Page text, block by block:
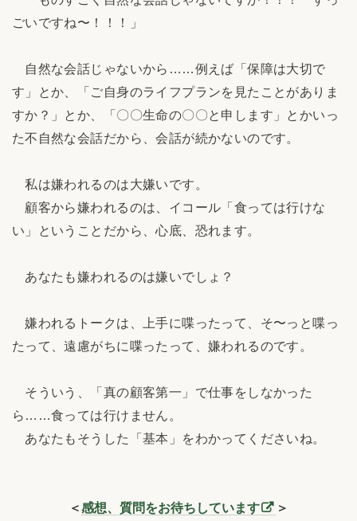
ごいですね〜！！！」
自然な会話じゃないから……例えば「保障は大切で
す」とか、「ご自身のライフプランを見たことがありま
すか？」とか、「〇〇生命の〇〇と申します」とかいっ
た不自然な会話だから、会話が続かないのです。
私は嫌われるのは大嫌いです。
顧客から嫌われるのは、イコール「食っては行けな
い」ということだから、心底、恐れます。
あなたも嫌われるのは嫌いでしょ？
嫌われるトークは、上手に喋ったって、そ〜っと喋っ
たって、遠慮がちに喋ったって、嫌われるのです。
そういう、「真の顧客第一」で仕事をしなかった
ら……食っては行けません。
あなたもそうした「基本」をわかってくださいね。
＜感想、質問をお待ちしています ＞